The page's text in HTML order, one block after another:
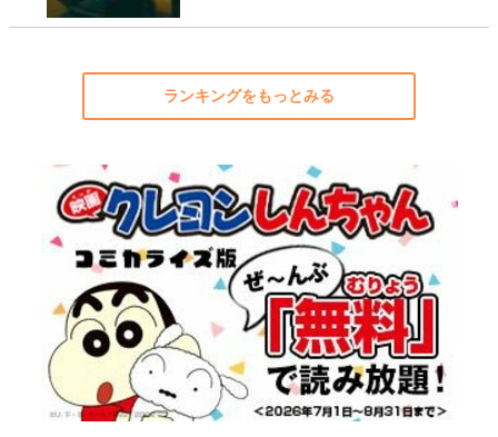
ランキングをもっとみる